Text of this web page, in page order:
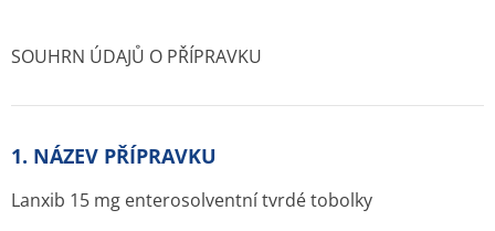
SOUHRN ÚDAJŮ O PŘÍPRAVKU
1. NÁZEV PŘÍPRAVKU
Lanxib 15 mg enterosolventní tvrdé tobolky